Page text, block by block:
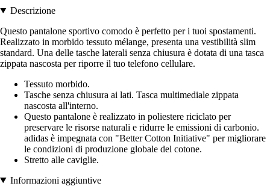
Descrizione
Questo pantalone sportivo comodo è perfetto per i tuoi spostamenti.
Realizzato in morbido tessuto mélange, presenta una vestibilità slim
standard. Una delle tasche laterali senza chiusura è dotata di una tasca
zippata nascosta per riporre il tuo telefono cellulare.
Tessuto morbido.
Tasche senza chiusura ai lati. Tasca multimediale zippata
nascosta all'interno.
Questo pantalone è realizzato in poliestere riciclato per
preservare le risorse naturali e ridurre le emissioni di carbonio.
adidas è impegnata con "Better Cotton Initiative" per migliorare
le condizioni di produzione globale del cotone.
Stretto alle caviglie.
Informazioni aggiuntive